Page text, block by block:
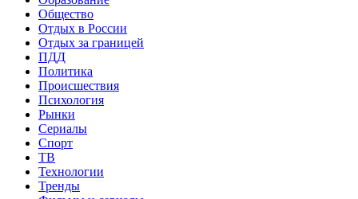
Общество
Отдых в России
Отдых за границей
ПДД
Политика
Происшествия
Психология
Рынки
Сериалы
Спорт
ТВ
Технологии
Тренды